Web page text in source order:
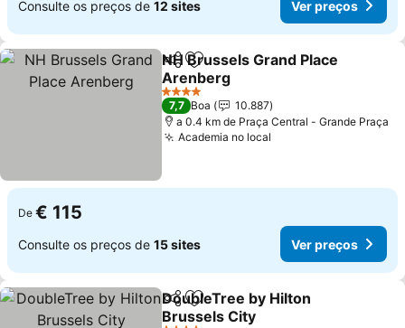
Consulte os preços de 12 sites Ver preços
PartilharAdicionar aos favoritos
NH Brussels Grand Place
Arenberg
4 Estrelas
7,7 Boa
10.887
a 0.4 km de Praça Central - Grande Praça
Academia no local
De € 115
Consulte os preços de 15 sites Ver preços
PartilharAdicionar aos favoritos
DoubleTree by Hilton
Brussels City